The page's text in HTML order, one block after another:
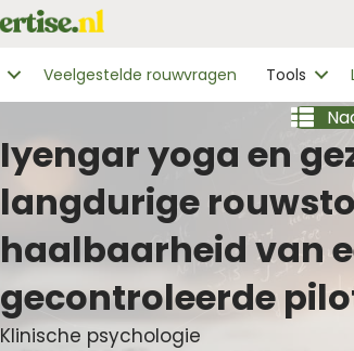
Veelgestelde rouwvragen Tools
Iyengar yoga en
langdurige
haalbaarheid van
gecontroleerde
Klinische psychologie